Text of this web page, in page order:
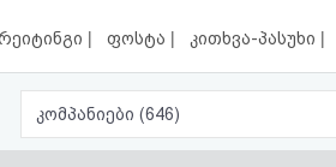
| ფოსტა | კითხვა-პასუხი |
კომპანიები (646)